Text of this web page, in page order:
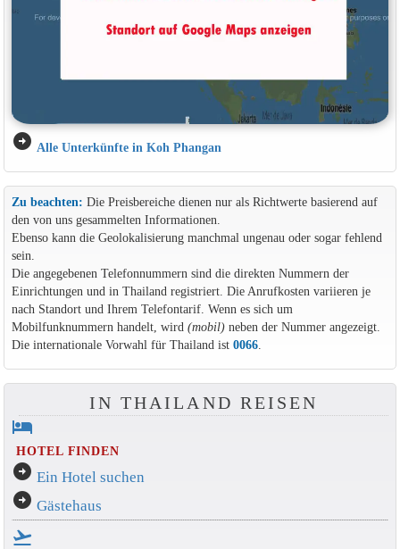
arrow_circle_right Alle Unterkünfte in Koh Phangan
Zu beachten: Die Preisbereiche dienen nur als Richtwerte basierend auf
den von uns gesammelten Informationen.
Ebenso kann die Geolokalisierung manchmal ungenau oder sogar fehlend
sein.
Die angegebenen Telefonnummern sind die direkten Nummern der
Einrichtungen und in Thailand registriert. Die Anrufkosten variieren je
nach Standort und Ihrem Telefontarif. Wenn es sich um
Mobilfunknummern handelt, wird (mobil)neben der Nummer angezeigt.
Die internationale Vorwahl für Thailand ist 0066.
IN THAILAND REISEN
hotel
HOTEL FINDEN
arrow_circle_right Ein Hotel suchen
arrow_circle_right Gästehaus
flight_takeoff